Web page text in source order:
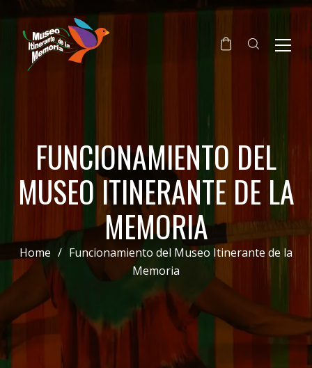
FUNCIONAMIENTO DEL
MUSEO ITINERANTE DE LA
MEMORIA
Home / Funcionamiento del Museo Itinerante de la
Memoria